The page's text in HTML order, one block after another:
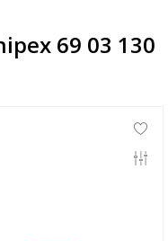
69 03 130